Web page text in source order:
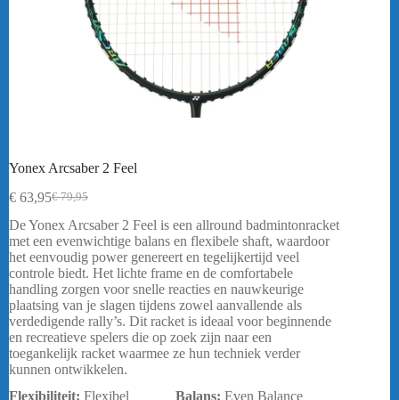
Yonex Arcsaber 2 Feel
€79,95
Oorspronkelijke
prijs
was:
€ 79,95.
€ 63,95Huidige
prijs
is:
€ 63,95.
De Yonex Arcsaber 2 Feel is een allround badmintonracket
met een evenwichtige balans en flexibele shaft, waardoor
het eenvoudig power genereert en tegelijkertijd veel
controle biedt. Het lichte frame en de comfortabele
handling zorgen voor snelle reacties en nauwkeurige
plaatsing van je slagen tijdens zowel aanvallende als
verdedigende rally’s. Dit racket is ideaal voor beginnende
en recreatieve spelers die op zoek zijn naar een
toegankelijk racket waarmee ze hun techniek verder
kunnen ontwikkelen.
Flexibiliteit: Flexibel Balans: Even Balance